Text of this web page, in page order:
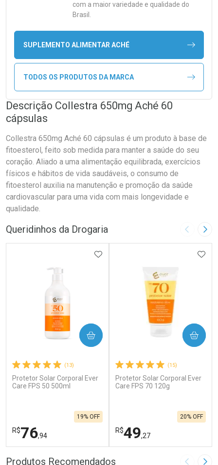
com a maior variedade e qualidade do
Brasil.
SUPLEMENTO ALIMENTAR ACHÉ
TODOS OS PRODUTOS DA MARCA
Descrição Collestra 650mg Aché 60
cápsulas
Collestra 650mg Aché 60 cápsulas é um produto à base de
fitoesterol, feito sob medida para manter a saúde do seu
coração. Aliado a uma alimentação equilibrada, exercícios
físicos e hábitos de vida saudáveis, o consumo de
fitoesterol auxilia na manutenção e promoção da saúde
cardiovascular para uma vida com mais longevidade e
qualidade.
Queridinhos da Drogaria Imagem
(13)
Protetor Solar Corporal Ever
Care FPS 50 500ml
R$76,94
19% OFF
ADICIONAR AOS FAVORITOS
COMPRAR
FECHAR
FECHAR
(15)
Protetor Solar Corporal Ever
Care FPS 70 120g
R$49,27
20% OFF
COMPRAR
Produtos Recomendados